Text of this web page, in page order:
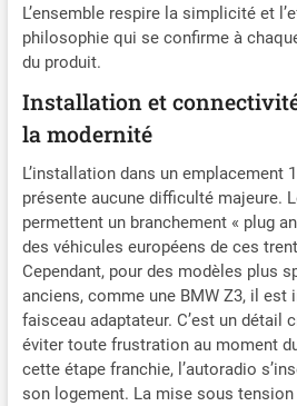
L’ensemble respire la simplicité et
philosophie qui se confirme à
du produit.
Installation et
la modernité
L’installation dans un emplacement
présente aucune difficulté majeure.
permettent un branchement « plug
des véhicules européens de ces
Cependant, pour des modèles plus
anciens, comme une BMW Z3, il est
faisceau adaptateur. C’est un détail
éviter toute frustration au moment
cette étape franchie, l’autoradio
son logement. La mise sous tension